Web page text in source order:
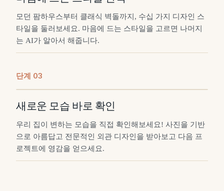
모던 팜하우스부터 클래식 벽돌까지, 수십 가지 디자인 스
타일을 둘러보세요. 마음에 드는 스타일을 고르면 나머지
는 AI가 알아서 해줍니다.
단계 03
새로운 모습 바로 확인
우리 집이 변하는 모습을 직접 확인해보세요! 사진을 기반
으로 아름답고 전문적인 외관 디자인을 받아보고 다음 프
로젝트에 영감을 얻으세요.